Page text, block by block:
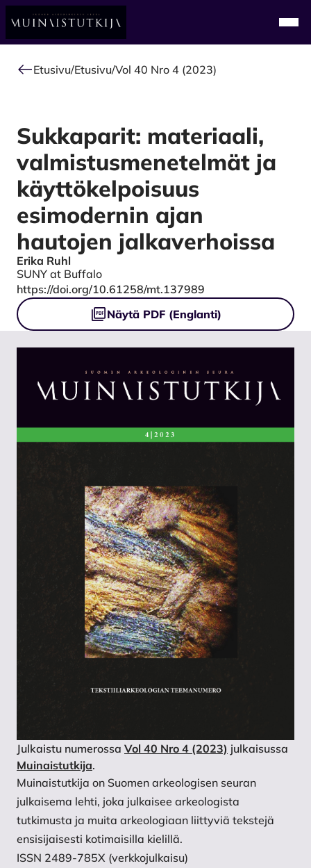
Alkuun
Etusivu/Etusivu/Vol 40 Nro 4 (2023)
Sukkaparit: materiaali,
valmistusmenetelmät ja
käyttökelpoisuus
esimodernin ajan
hautojen jalkaverhoissa
Authors
Erika Ruhl
SUNY at Buffalo
DOI
https://doi.org/10.61258/mt.137989
Tiedostot
Näytä PDF (Englanti)
Julkaistu numerossa Vol 40 Nro 4 (2023) julkaisussa
Muinaistutkija.
Muinaistutkija on Suomen arkeologisen seuran
julkaisema lehti, joka julkaisee arkeologista
tutkimusta ja muita arkeologiaan liittyviä tekstejä
ensisijaisesti kotimaisilla kielillä.
ISSN 2489-785X (verkkojulkaisu)